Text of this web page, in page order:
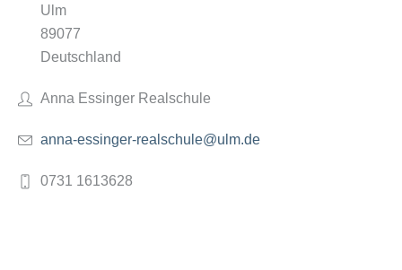
Ulm
89077
Deutschland
Anna Essinger Realschule
anna-essinger-realschule@ulm.de
0731 1613628